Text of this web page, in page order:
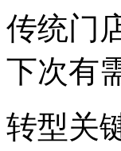
传统门
下次有
转型关